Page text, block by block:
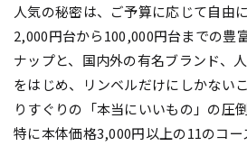
人気の秘密は、ご予算に応じて自由
2,000円台から100,000円台までの豊
ナップと、国内外の有名ブランド、
をはじめ、リンベルだけにしかない
りすぐりの「本当にいいもの」の圧
特に本体価格3,000円以上の11のコ